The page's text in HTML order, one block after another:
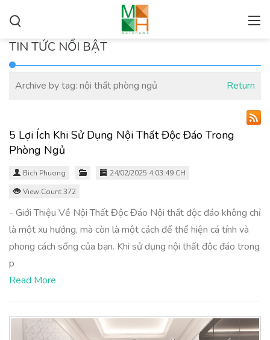
TIN TỨC NỔI BẬT
Archive by tag: nội thất phòng ngủ Return
5 Lợi Ích Khi Sử Dụng Nội Thất Độc Đáo Trong
Phòng Ngủ
Bich Phuong
24/02/2025 4:03:49 CH
View Count 372
- Giới Thiệu Về Nội Thất Độc Đáo Nội thất độc đáo không chỉ
là một xu hướng, mà còn là một cách để thể hiện cá tính và
phong cách sống của bạn. Khi sử dụng nội thất độc đáo trong
p
Read More